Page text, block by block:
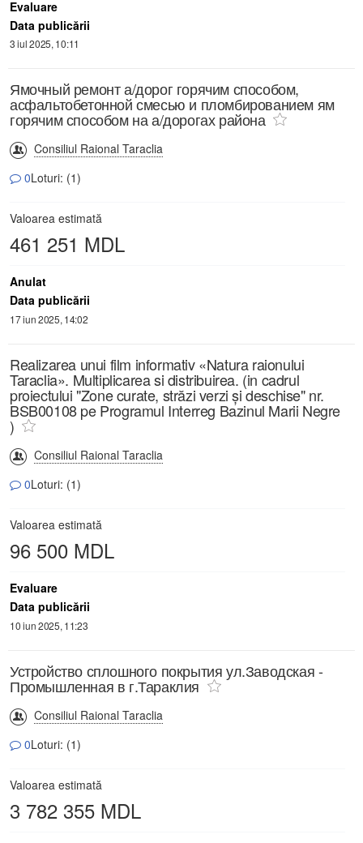
Evaluare
Data publicării
3 iul 2025, 10:11
Ямочный ремонт а/дорог горячим способом,
асфальтобетонной смесью и пломбированием ям
горячим способом на а/дорогах района
Consiliul Raional Taraclia
0Loturi: (1)
Valoarea estimată
461 251 MDL
Anulat
Data publicării
17 iun 2025, 14:02
Realizarea unui film informativ «Natura raionului
Taraclia». Multiplicarea si distribuirea. (in cadrul
proiectului "Zone curate, străzi verzi și deschise" nr.
BSB00108 pe Programul Interreg Bazinul Marii Negre
)
Consiliul Raional Taraclia
0Loturi: (1)
Valoarea estimată
96 500 MDL
Evaluare
Data publicării
10 iun 2025, 11:23
Устройство сплошного покрытия ул.Заводская -
Промышленная в г.Тараклия
Consiliul Raional Taraclia
0Loturi: (1)
Valoarea estimată
3 782 355 MDL